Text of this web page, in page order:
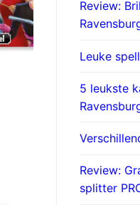
Review:
Leuke
5 leukste
Review:
splitter